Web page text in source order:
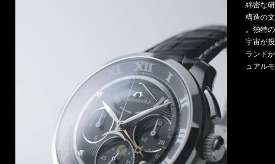
綿密な
構造の
。独特
宇宙が
ランド
ュアル